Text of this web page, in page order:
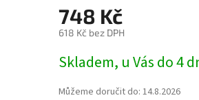
748 Kč
618 Kč bez DPH
Skladem, u Vás do 4
Můžeme doručit do: 14.8.2026